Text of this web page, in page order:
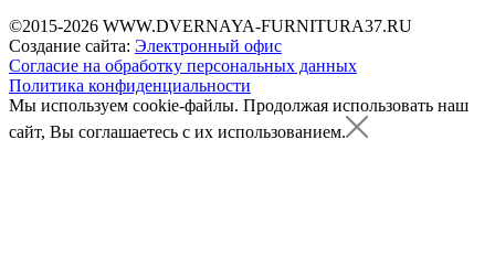
©2015-2026 WWW.DVERNAYA-FURNITURA37.RU
Создание сайта: Электронный офис
Согласие на обработку персональных данных
Политика конфиденциальности
Мы используем cookie-файлы. Продолжая использовать наш
сайт, Вы соглашаетесь с их использованием.